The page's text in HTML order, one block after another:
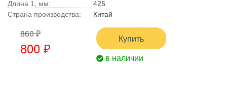
Длина 1, мм:
425
Страна производства:
Китай
860 ₽
800 ₽
Купить
в наличии